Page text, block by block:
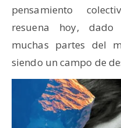
pensamiento
resuena hoy, dado
muchas partes del
siendo un campo de